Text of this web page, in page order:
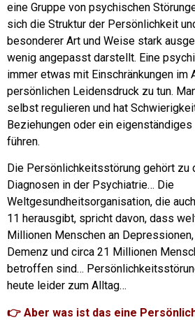
eine Gruppe von psychischen
sich die Struktur der Persönlichkeit
besonderer Art und Weise stark
wenig angepasst darstellt. Eine
immer etwas mit Einschränkungen im
persönlichen Leidensdruck zu tun.
selbst regulieren und hat
Beziehungen oder ein eigenständiges
führen.
Die Persönlichkeitsstörung gehört zu
Diagnosen in der Psychiatrie… Die
Weltgesundheitsorganisation, die
11 herausgibt, spricht davon, dass
Millionen Menschen an
Demenz und circa 21 Millionen
betroffen sind…
heute leider zum Alltag…
👉 Aber was ist das eine